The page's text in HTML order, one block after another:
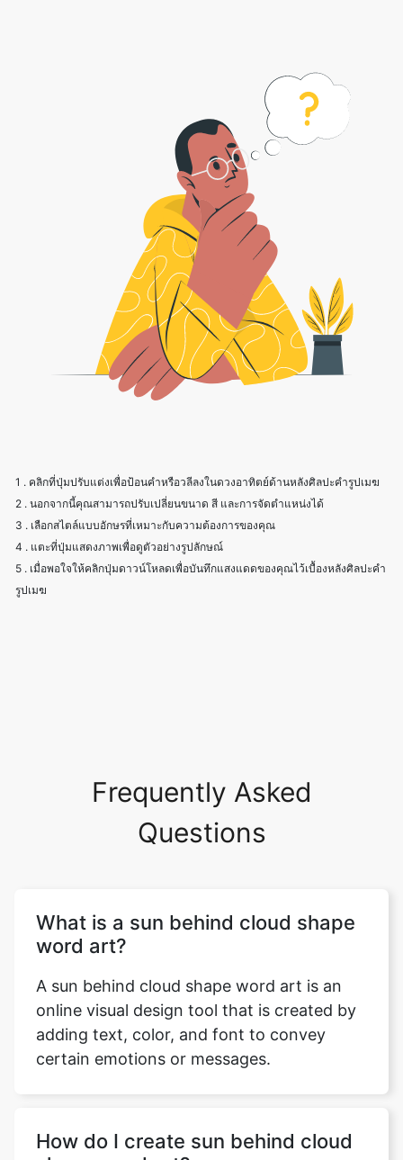
1 . คลิกที่ปุ่มปรับแต่งเพื่อป้อนคำหรือวลีลงในดวงอาทิตย์ด้านหลังศิลปะคำรูปเมฆ
2 . นอกจากนี้คุณสามารถปรับเปลี่ยนขนาด สี และการจัดตำแหน่งได้
3 . เลือกสไตล์แบบอักษรที่เหมาะกับความต้องการของคุณ
4 . แตะที่ปุ่มแสดงภาพเพื่อดูตัวอย่างรูปลักษณ์
5 . เมื่อพอใจให้คลิกปุ่มดาวน์โหลดเพื่อบันทึกแสงแดดของคุณไว้เบื้องหลังศิลปะคำ
รูปเมฆ
Frequently Asked
Questions
What is a sun behind cloud shape
word art?
A sun behind cloud shape word art is an
online visual design tool that is created by
adding text, color, and font to convey
certain emotions or messages.
How do I create sun behind cloud